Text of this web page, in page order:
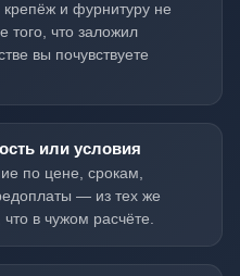
и фурнитуру не
того, что заложил
вы почувствуете
или условия
по цене, срокам,
— из тех же
в чужом расчёте.